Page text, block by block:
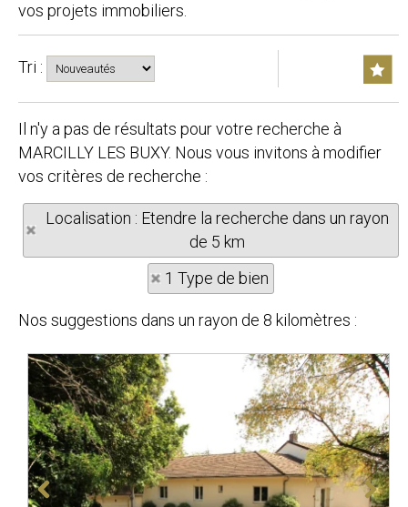
vos projets immobiliers.
Tri :
Il n'y a pas de résultats pour votre recherche à
MARCILLY LES BUXY. Nous vous invitons à modifier
vos critères de recherche :
Localisation : Etendre la recherche dans un rayon
de 5 km
1 Type de bien
Nos suggestions dans un rayon de 8 kilomètres :